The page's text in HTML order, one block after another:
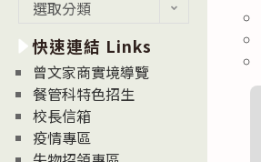
消
息
News
選取分類
快速連結 Links
曾文家商實境導覽
餐管科特色招生
校長信箱
疫情專區